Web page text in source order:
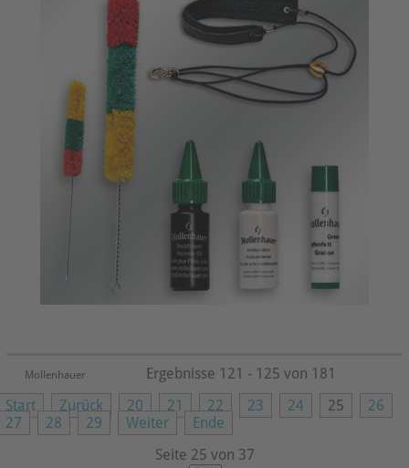
Mollenhauer
Start Zurück 20 21 22 23 24 25
26
27
28 29 Weiter
Ende
Seite 25 von 37
Ergebnisse 121 - 125 von 181